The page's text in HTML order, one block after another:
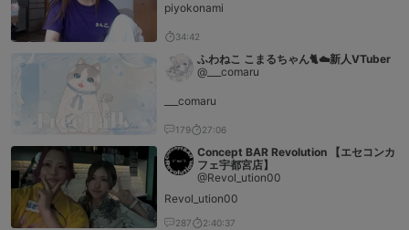
piyokonami
34:42
ふわねこ こまるちゃん🐈☁️新人VTuber
@___comaru
___comaru
179 27:06
Concept BAR Revolution 【エセコンカ
フェ宇都宮店】
@Revol_ution00
Revol_ution00
287 2:40:37